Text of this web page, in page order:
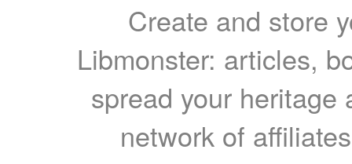
Create and store
Libmonster: articles,
spread your heritage
network of